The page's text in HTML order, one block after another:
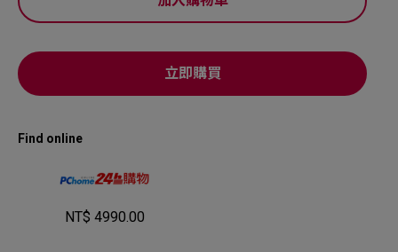
立即購買
Find online
NT$ 4990.00